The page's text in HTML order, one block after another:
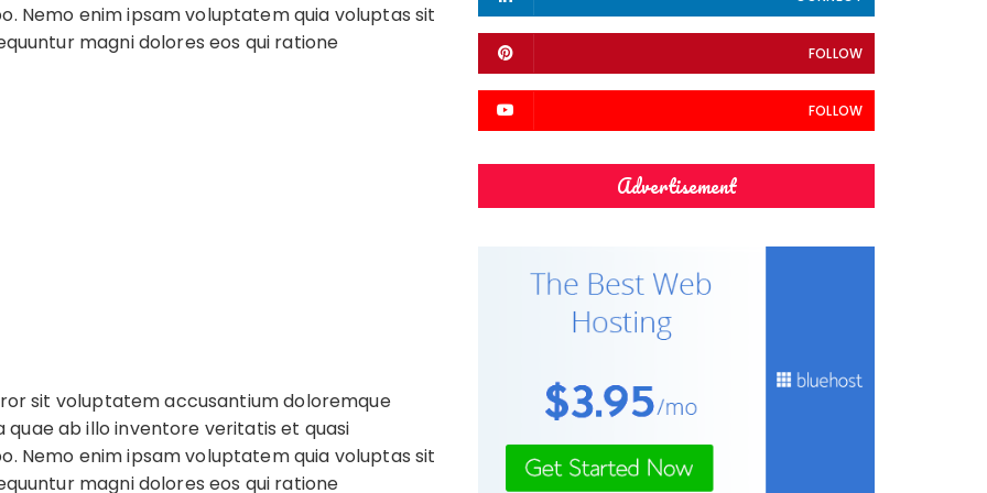
Nemo enim ipsam voluptatem quia voluptas sit
magni dolores eos qui ratione
sit voluptatem accusantium doloremque
ab illo inventore veritatis et quasi
Nemo enim ipsam voluptatem quia voluptas sit
magni dolores eos qui ratione
FOLLOW
FOLLOW
Advertisement